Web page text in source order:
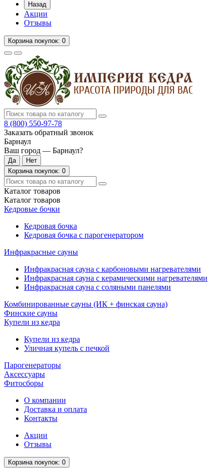
Назад
Акции
Отзывы
Корзинапокупок: 0
8 (800) 550-97-78
Заказать обратный звонок
Барнаул
Ваш город — Барнаул?
Корзинапокупок: 0
Каталог товаров
Каталог товаров
Кедровые бочки
Кедровая бочка
Кедровая бочка с парогенератором
Инфракрасные сауны
Инфракрасная сауна с карбоновыми нагревателями
Инфракрасная сауна с керамическими нагревателями
Инфракрасная сауна с соляными панелями
Комбинированные сауны (ИК + финская сауна)
Финские сауны
Купели из кедра
Купели из кедра
Уличная купель с печкой
Парогенераторы
Аксессуары
Фитосборы
О компании
Доставка и оплата
Контакты
Акции
Отзывы
Корзинапокупок: 0